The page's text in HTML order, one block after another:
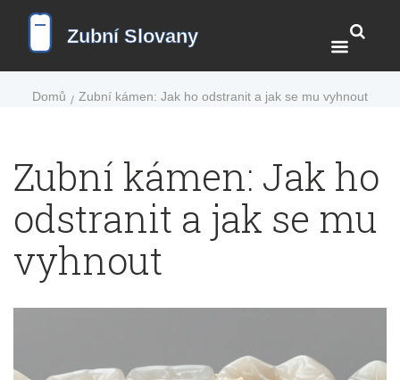
Domů Zubní kámen: Jak ho odstranit a jak se mu vyhnout
Zubní kámen: Jak ho
odstranit a jak se mu
vyhnout